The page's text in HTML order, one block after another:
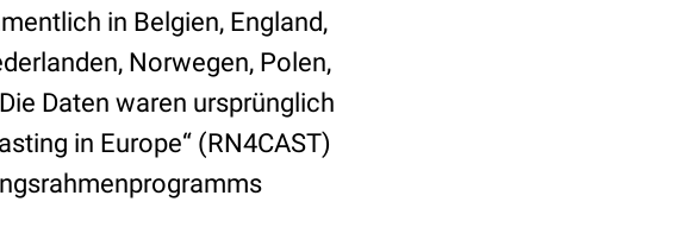
in Belgien, England,
Norwegen, Polen,
Daten waren ursprünglich
in Europe“ (RN4CAST)